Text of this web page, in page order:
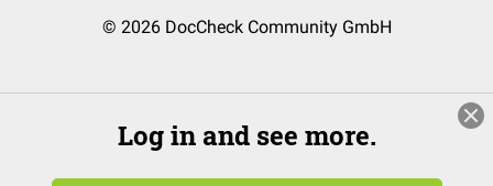
© 2026 DocCheck Community GmbH
Log in and see more.